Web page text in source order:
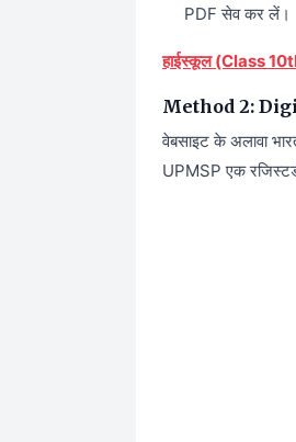
PDF सेव कर लें।
हाईस्कूल (Class
Method 2:
वेबसाइट के अलावा
UPMSP एक